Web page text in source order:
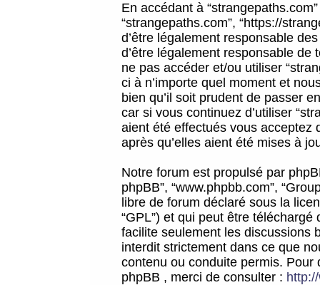
En accédant à
“strangepaths.com”, “https://
d’être légalement responsable
d’être légalement responsable
ne pas accéder et/ou utiliser
ci à n’importe quel moment et
bien qu’il soit prudent de passer
car si vous continuez d’utiliser
aient été effectués vous acceptez
après qu’elles aient été mises à
Notre forum est propulsé par
phpBB”, “www.phpbb.com”,
libre de forum déclaré sous la
“GPL”) et qui peut être téléchargé
facilite seulement les discussions
interdit strictement dans ce que
contenu ou conduite permis.
phpBB , merci de consulter :